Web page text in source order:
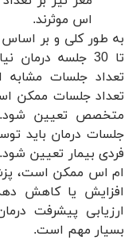
اس موثرند.
تا 30 جلسه
تعداد جلسات مشابه
تعداد جلسات ممکن
متخصص تعیین شود.
جلسات درمان باید
فردی بیمار تعیین
ام اس ممکن است،
افزایش یا کاهش
ارزیابی پیشرفت
بسیار مهم است.